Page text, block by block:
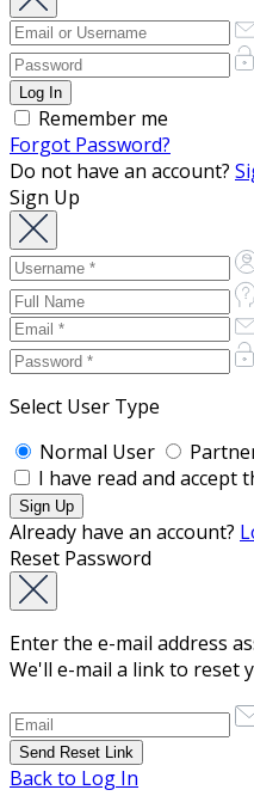
Remember me
Forgot Password?
Do not have an account?
Sign Up
Select User Type
Normal User
I have read and accept
Already have an account?
Reset Password
Enter the e-mail address
We'll e-mail a link to reset
Back to Log In